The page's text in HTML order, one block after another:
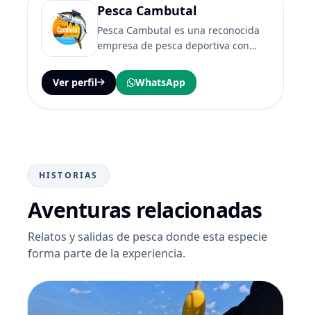
Pesca Cambutal
Pesca Cambutal es una reconocida
empresa de pesca deportiva con
remonta a...
Ver perfil WhatsApp
HISTORIAS
Aventuras relacionadas
Relatos y salidas de pesca donde esta especie
forma parte de la experiencia.